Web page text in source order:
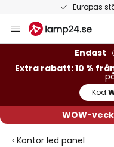
Europas
Hoppa
till
Endast
Extra rabatt: 10 %
Kod:
WOW-
Kontor led panel